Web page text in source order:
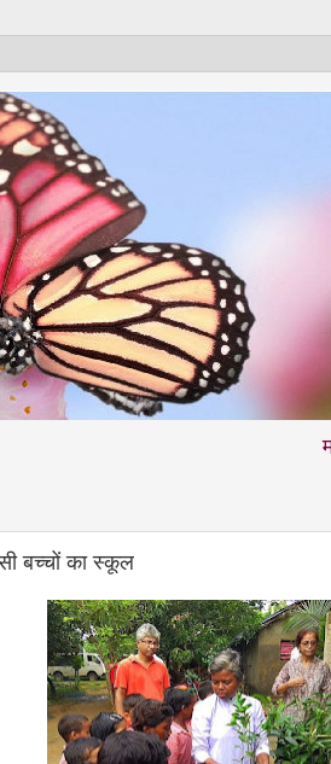
मासिक वेब
बच्चों का स्कूल